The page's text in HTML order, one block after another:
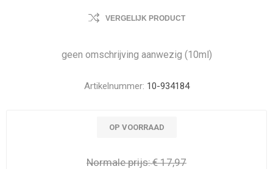
VERGELIJK PRODUCT
geen omschrijving aanwezig (10ml)
Artikelnummer: 10-934184
OP VOORRAAD
Normale prijs:€ 17,97